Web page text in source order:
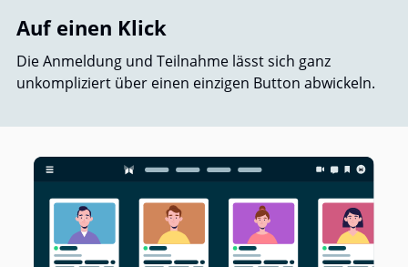
Auf einen Klick
Die Anmeldung und Teilnahme lässt sich ganz
unkompliziert über einen einzigen Button abwickeln.